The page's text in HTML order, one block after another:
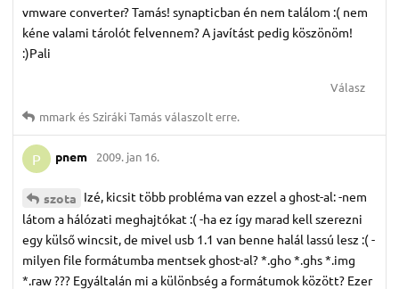
vmware converter? Tamás! synapticban én nem találom :( nem
kéne valami tárolót felvennem? A javítást pedig köszönöm!
:)Pali
Válasz
mmark ésSziráki Tamásválaszolt erre.
P pnem 2009. jan 16.
szota Izé, kicsit több probléma van ezzel a ghost-al: -nem
látom a hálózati meghajtókat :( -ha ez így marad kell szerezni
egy külső wincsit, de mivel usb 1.1 van benne halál lassú lesz :( -
milyen file formátumba mentsek ghost-al? *.gho *.ghs *.img
*.raw ??? Egyáltalán mi a különbség a formátumok között? Ezer